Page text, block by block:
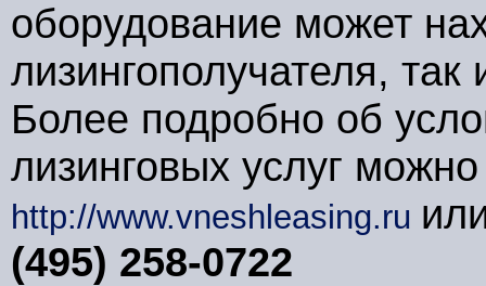
оборудование может
лизингополучателя,
Более подробно об
лизинговых услуг
http://www.vneshleasing.ru
(495) 258-0722